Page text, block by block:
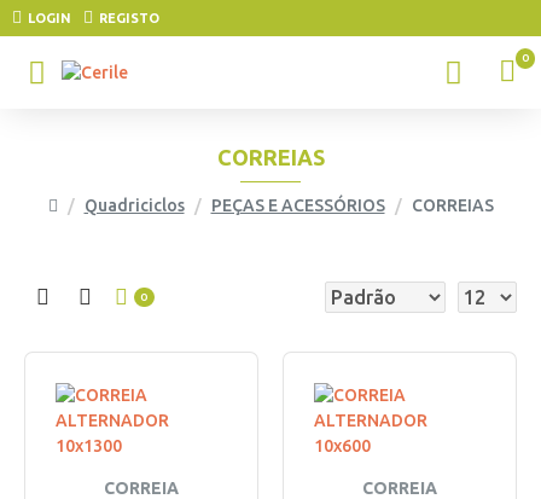
LOGIN REGISTO
0
Quadriciclos PEÇAS E ACESSÓRIOS CORREIAS
CORREIAS
0
CORREIA
CORREIA